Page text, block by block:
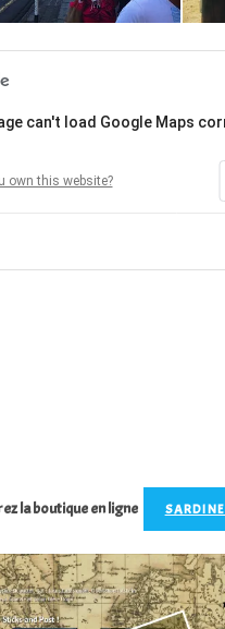
can't load Google Maps
own this website?
la boutique en ligne